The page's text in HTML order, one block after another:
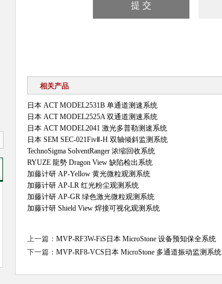
相关产品
日本 ACT MODEL2531B 单通道测速系统
日本 ACT MODEL2525A 双通道测速系统
日本 ACT MODEL2041 激光多普勒测速系统
日本 SEM SEC-021FivⅡ-H 双轴倾斜监测系统
TechnoSigma SolventRanger 浓缩回收系统
RYUZE 龍勢 Dragon View 缺陷检出系统
加藤计研 AP-Yellow 黄光微粒观测系统
加藤计研 AP-LR 红光粉尘观测系统
加藤计研 AP-GR 绿色激光微粒观测系统
加藤计研 Shield View 焊接可视化观测系统
上一篇： MVP-RF3W-FiS日本 MicroStone 设备预知保全系统
下一篇： MVP-RF8-VCS日本 MicroStone 多通道振动监测系统